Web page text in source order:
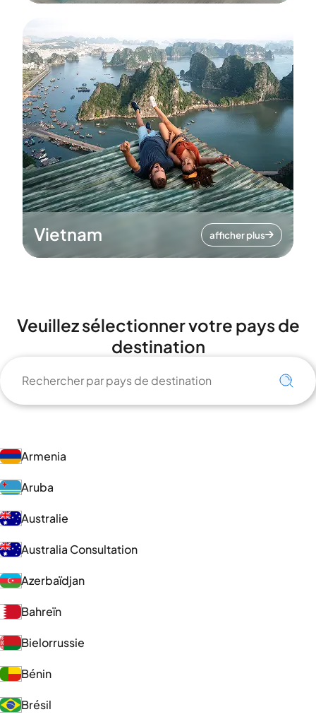
Vietnam afficher plus
Veuillez sélectionner votre pays de
destination
Armenia
Aruba
Australie
Australia Consultation
Azerbaïdjan
Bahreïn
Bielorrussie
Bénin
Brésil